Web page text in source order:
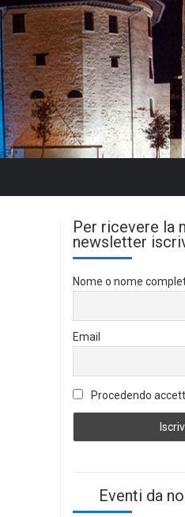
Per ricevere la
newsletter
Nome o nome
Email
Procedendo
Eventi da